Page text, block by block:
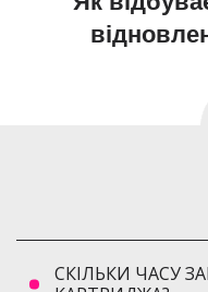
СКІЛЬКИ ЧАСУ